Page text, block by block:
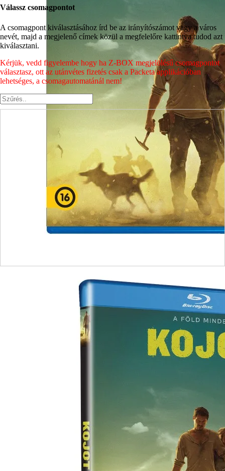
Válassz csomagpontot
A csomagpont kiválasztásához írd be az irányítószámot vagy a város
nevét, majd a megjelenő címek közül a megfelelőre kattintva tudod azt
kiválasztani.
Kérjük, vedd figyelembe hogy ha Z-BOX megjelölésű csomagpontot
választasz, ott az utánvétes fizetés csak a Packeta applikációban
lehetséges, a csomagautomatánál nem!